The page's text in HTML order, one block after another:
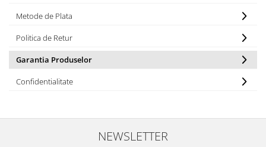
Metode de Plata
Politica de Retur
Garantia Produselor
Confidentialitate
NEWSLETTER